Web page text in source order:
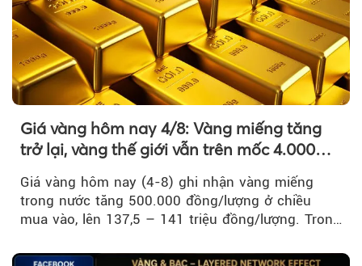
Giá vàng hôm nay 4/8: Vàng miếng tăng
trở lại, vàng thế giới vẫn trên mốc 4.000
Giá vàng hôm nay (4-8) ghi nhận vàng miếng
trong nước tăng 500.000 đồng/lượng ở chiều
mua vào, lên 137,5 – 141 triệu đồng/lượng. Trong
trì trên ngưỡng 4.000 USD/ounce.